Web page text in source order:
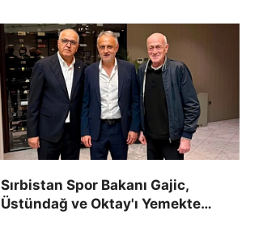
Sırbistan Spor Bakanı Gajic,
Üstündağ ve Oktay'ı Yemekte